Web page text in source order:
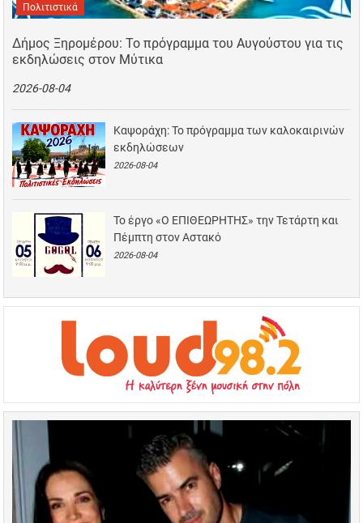
Πολιτιστικά
Δήμος Ξηρομέρου: Το πρόγραμμα του Αυγούστου για τις
εκδηλώσεις στον Μύτικα
2026-08-04
Καψοράχη: Το πρόγραμμα των καλοκαιρινών
εκδηλώσεων
2026-08-04
Το έργο «Ο ΕΠΙΘΕΩΡΗΤΗΣ» την Τετάρτη και
Πέμπτη στον Αστακό
2026-08-04